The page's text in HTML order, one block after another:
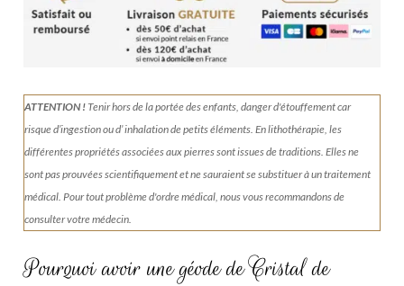
Cristal
de
ATTENTION !Tenirhors de la portée des enfants, danger d'étouffement car
risque d’ingestion ou d’ inhalation de petits éléments.En lithothérapie, les
différentes propriétés associées aux pierres sont issues de traditions. Elles ne
sont pas prouvées scientifiquement et ne sauraient se substituer à un traitement
médical. Pour tout problème d'ordre médical, nous vous recommandons de
consulter votre médecin.
Pourquoi avoir une géode de Cristal de